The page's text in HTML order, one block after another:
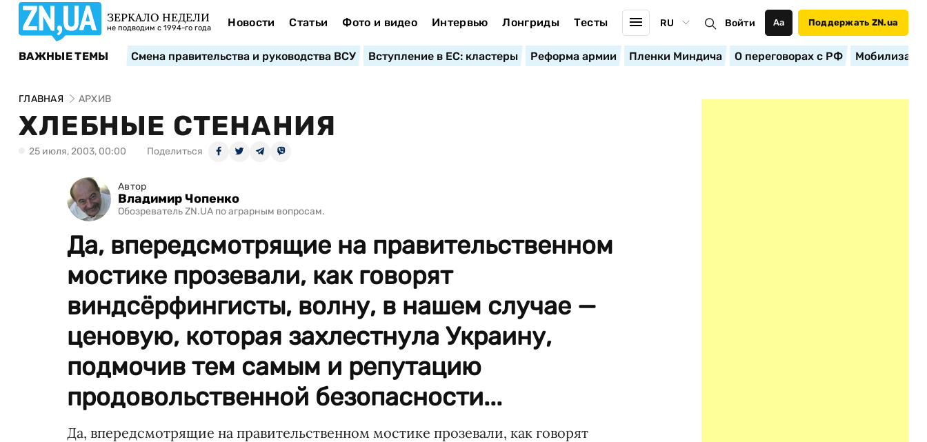
ЗЕРКАЛО НЕДЕЛИ
не подводим с 1994-го года Новости Статьи Фото и видео Интервью Лонгриды Тесты RU Войти Аа Поддержать ZN.ua
ВАЖНЫЕ ТЕМЫ Смена правительства и руководства ВСУ Вступление в ЕС: кластеры Реформа армии Пленки Миндича О переговорах с РФ
ГЛАВНАЯ АРХИВ
ХЛЕБНЫЕ СТЕНАНИЯ
25 июля, 2003, 00:00 Поделиться
Автор
Владимир Чопенко
Обозреватель ZN.UA по аграрным вопросам.
Да, впередсмотрящие на правительственном
мостике прозевали, как говорят
виндсёрфингисты, волну, в нашем случае —
ценовую, которая захлестнула Украину,
подмочив тем самым и репутацию
продовольственной безопасности...
Да, впередсмотрящие на правительственном мостике прозевали, как говорят